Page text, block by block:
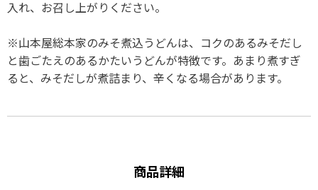
入れ、お召し上がりください。
※山本屋総本家のみそ煮込うどんは、コクのあるみそだし
と歯ごたえのあるかたいうどんが特徴です。あまり煮すぎ
ると、みそだしが煮詰まり、辛くなる場合があります。
商品詳細